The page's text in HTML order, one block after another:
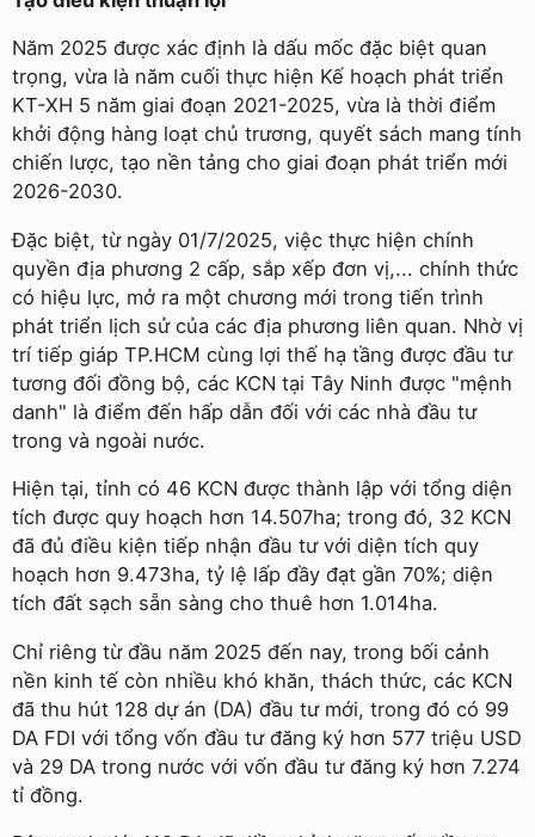
Năm 2025 được xác định là dấu mốc đặc biệt quan
trọng, vừa là năm cuối thực hiện Kế hoạch phát triển
KT-XH 5 năm giai đoạn 2021-2025, vừa là thời điểm
khởi động hàng loạt chủ trương, quyết sách mang tính
chiến lược, tạo nền tảng cho giai đoạn phát triển mới
2026-2030.
Đặc biệt, từ ngày 01/7/2025, việc thực hiện chính
quyền địa phương 2 cấp, sắp xếp đơn vị,... chính thức
có hiệu lực, mở ra một chương mới trong tiến trình
phát triển lịch sử của các địa phương liên quan. Nhờ vị
trí tiếp giáp TP.HCM cùng lợi thế hạ tầng được đầu tư
tương đối đồng bộ, các KCN tại Tây Ninh được "mệnh
danh" là điểm đến hấp dẫn đối với các nhà đầu tư
trong và ngoài nước.
Hiện tại, tỉnh có 46 KCN được thành lập với tổng diện
tích được quy hoạch hơn 14.507ha; trong đó, 32 KCN
đã đủ điều kiện tiếp nhận đầu tư với diện tích quy
hoạch hơn 9.473ha, tỷ lệ lấp đầy đạt gần 70%; diện
tích đất sạch sẵn sàng cho thuê hơn 1.014ha.
Chỉ riêng từ đầu năm 2025 đến nay, trong bối cảnh
nền kinh tế còn nhiều khó khăn, thách thức, các KCN
đã thu hút 128 dự án (DA) đầu tư mới, trong đó có 99
DA FDI với tổng vốn đầu tư đăng ký hơn 577 triệu USD
và 29 DA trong nước với vốn đầu tư đăng ký hơn 7.274
tỉ đồng.